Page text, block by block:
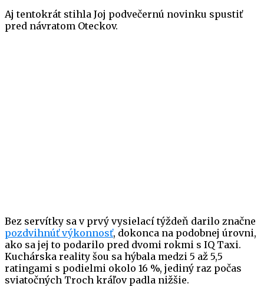
Aj tentokrát stihla Joj podvečernú novinku spustiť
pred návratom Oteckov.
Bez servítky sa v prvý vysielací týždeň darilo značne
pozdvihnúť výkonnosť, dokonca na podobnej úrovni,
ako sa jej to podarilo pred dvomi rokmi s IQ Taxi.
Kuchárska reality šou sa hýbala medzi 5 až 5,5
ratingami s podielmi okolo 16 %, jediný raz počas
sviatočných Troch kráľov padla nižšie.